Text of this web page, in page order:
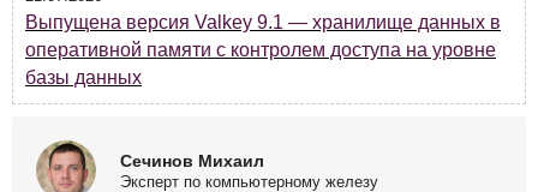
Выпущена версия Valkey 9.1 — хранилище данных в
оперативной памяти с контролем доступа на уровне
базы данных
Сечинов Михаил
Эксперт по компьютерному железу